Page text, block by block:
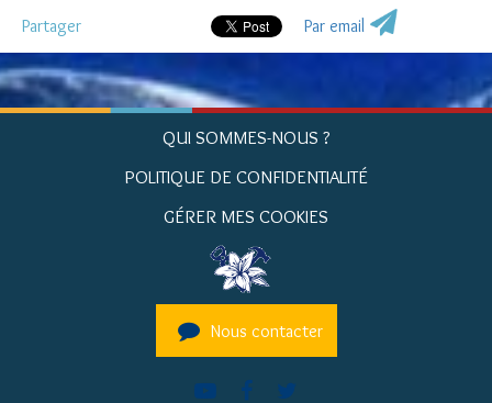
Partager Par email
QUI SOMMES-NOUS ?
POLITIQUE DE CONFIDENTIALITÉ
GÉRER MES COOKIES
Nous contacter